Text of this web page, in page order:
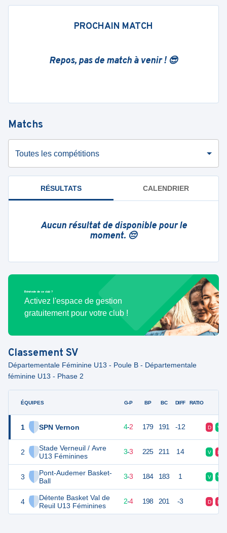
PROCHAIN MATCH
Repos, pas de match à venir ! 😎
Matchs
Toutes les compétitions
RÉSULTATS CALENDRIER
Aucun résultat de disponible pour le
moment. 😔
Bénévole de ce club ?
Activez l'espace de gestion
gratuitement pour votre club !
Classement SV
Départementale Féminine U13 - Poule B - Départementale
féminine U13 - Phase 2
ÉQUIPES
1 SPN Vernon
2
Stade Verneuil / Avre
U13 Féminines
3
Pont-Audemer Basket-
Ball
4
Détente Basket Val de
Reuil U13 Féminines
G-P BP BC DIFF RATIO
4-2 179 191 -12 D V
9 3-3 225 211 14 V D
9 6 3-3 184 183 1 V V
8 6 2-4 198 201 -3 D D